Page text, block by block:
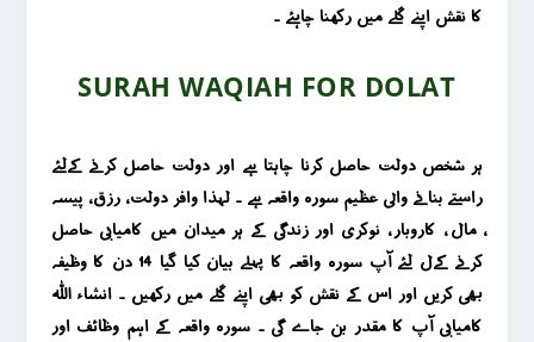
کا نقش اپنے گلے میں رکھنا چاہئے ۔
SURAH WAQIAH FOR DOLAT
ہر شخص دولت حاصل کرنا چاہتا ہے اور دولت حاصل کرنے کےلئے
راستے بنانے والی عظیم سورہ واقعہ ہے ۔ لہذا وافر دولت ، رزق ، پیسہ
، مال ، کاروبار ، نوکری اور زندگی کے ہر میدان میں کامیابی حاصل
کرنے کےل لئے آپ سورہ واقعہ کا پہلے بیان کیا گیا 14 دن کا وظیفہ
بھی کریں اور اس کے نقش کو بھی اپنے گلے میں رکھیں ۔ انشاء اللہ
کامیابی آپ کا مقدر بن جاے گی ۔ سورہ واقعہ کے اہم وظائف اور